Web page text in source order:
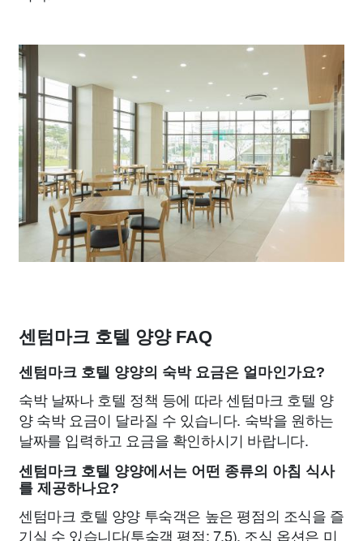
센텀마크 호텔 양양 FAQ
센텀마크 호텔 양양의 숙박 요금은 얼마인가요?
숙박 날짜나 호텔 정책 등에 따라 센텀마크 호텔 양
양 숙박 요금이 달라질 수 있습니다. 숙박을 원하는
날짜를 입력하고 요금을 확인하시기 바랍니다.
센텀마크 호텔 양양에서는 어떤 종류의 아침 식사
를 제공하나요?
센텀마크 호텔 양양 투숙객은 높은 평점의 조식을 즐
기실 수 있습니다(투숙객 평점: 7.5). 조식 옵션은 미